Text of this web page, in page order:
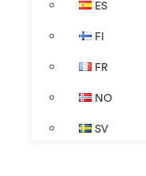
ES
FI
FR
NO
SV